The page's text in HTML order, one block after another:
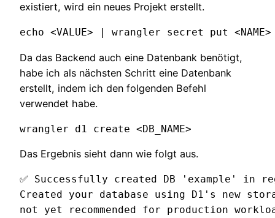
existiert, wird ein neues Projekt erstellt.
echo <VALUE> | wrangler secret put <NAME> --
Da das Backend auch eine Datenbank benötigt,
habe ich als nächsten Schritt eine Datenbank
erstellt, indem ich den folgenden Befehl
verwendet habe.
wrangler d1 create <DB_NAME>
Das Ergebnis sieht dann wie folgt aus.
✅ Successfully created DB 'example' in
Created your database using D1's new
not yet recommended for production